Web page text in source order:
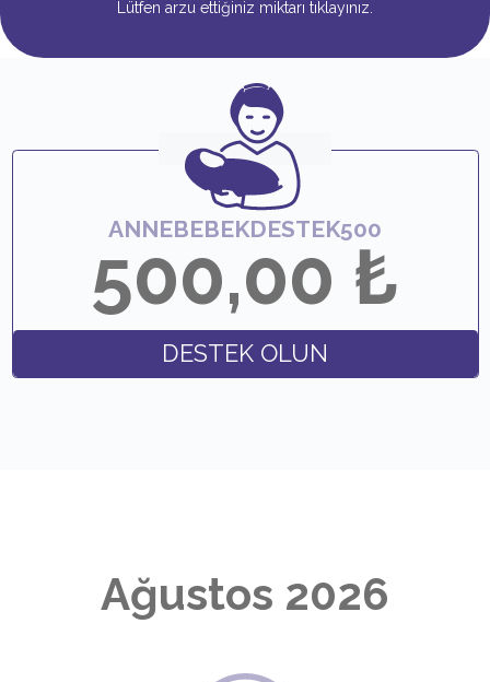
Lütfen arzu ettiğiniz miktarı tıklayınız.
ANNEBEBEKDESTEK500
500,00 ₺
DESTEK OLUN
Ağustos 2026